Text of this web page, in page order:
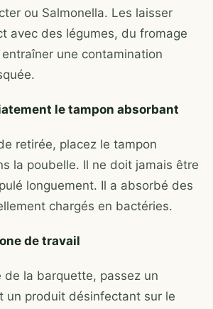
ou Salmonella. Les laisser
avec des légumes, du fromage
une contamination
le tampon absorbant
retirée, placez le tampon
la poubelle. Il ne doit jamais être
longuement. Il a absorbé des
chargés en bactéries.
de travail
de la barquette, passez un
un produit désinfectant sur le